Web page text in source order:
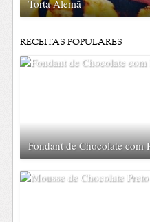
Torta Alemã
RECEITAS POPULARES
Fondant de Chocolate com